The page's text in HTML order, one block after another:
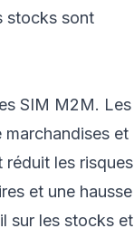
stocks sont
SIM M2M. Les
marchandises et
réduit les risques
et une hausse
sur les stocks et